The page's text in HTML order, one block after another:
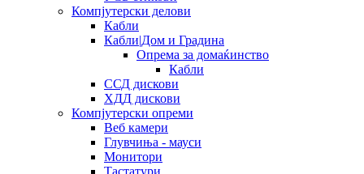
Компјутерски делови
Кабли
Кабли|Дом и Градина
Опрема за домаќинство
Кабли
ССД дискови
ХДД дискови
Компјутерски опреми
Веб камери
Глувчиња - мауси
Монитори
Тастатури